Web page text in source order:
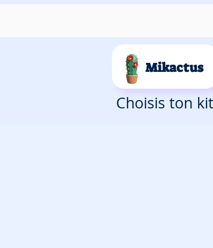
Mikactus
Choisis ton